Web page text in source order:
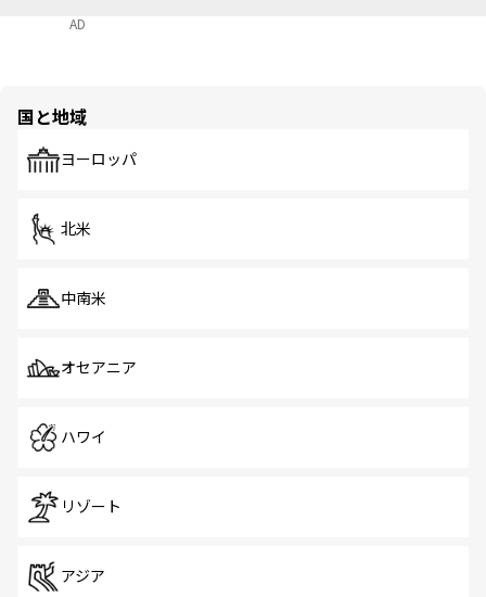
AD
国と地域
ヨーロッパ
北米
中南米
オセアニア
ハワイ
リゾート
アジア